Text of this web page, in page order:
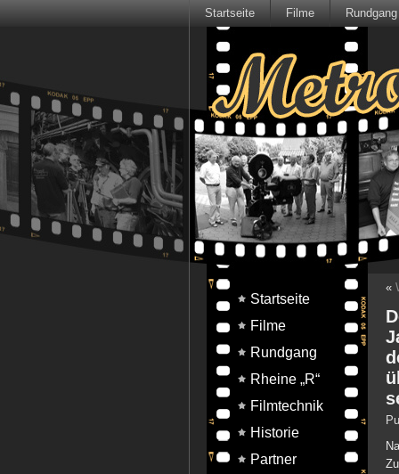
Startseite Filme Rundgang
Startseite
Filme
Rundgang
Rheine „R“
Filmtechnik
Historie
Partner
«